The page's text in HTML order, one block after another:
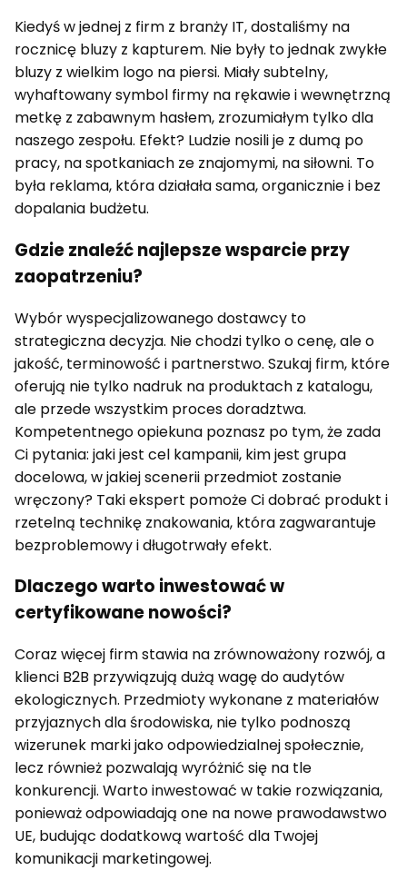
Kiedyś w jednej z firm z branży IT, dostaliśmy na
rocznicę bluzy z kapturem. Nie były to jednak zwykłe
bluzy z wielkim logo na piersi. Miały subtelny,
wyhaftowany symbol firmy na rękawie i wewnętrzną
metkę z zabawnym hasłem, zrozumiałym tylko dla
naszego zespołu. Efekt? Ludzie nosili je z dumą po
pracy, na spotkaniach ze znajomymi, na siłowni. To
była reklama, która działała sama, organicznie i bez
dopalania budżetu.
Gdzie znaleźć najlepsze wsparcie przy
zaopatrzeniu?
Wybór wyspecjalizowanego dostawcy to
strategiczna decyzja. Nie chodzi tylko o cenę, ale o
jakość, terminowość i partnerstwo. Szukaj firm, które
oferują nie tylko nadruk na produktach z katalogu,
ale przede wszystkim proces doradztwa.
Kompetentnego opiekuna poznasz po tym, że zada
Ci pytania: jaki jest cel kampanii, kim jest grupa
docelowa, w jakiej scenerii przedmiot zostanie
wręczony? Taki ekspert pomoże Ci dobrać produkt i
rzetelną technikę znakowania, która zagwarantuje
bezproblemowy i długotrwały efekt.
Dlaczego warto inwestować w
certyfikowane nowości?
Coraz więcej firm stawia na zrównoważony rozwój, a
klienci B2B przywiązują dużą wagę do audytów
ekologicznych. Przedmioty wykonane z materiałów
przyjaznych dla środowiska, nie tylko podnoszą
wizerunek marki jako odpowiedzialnej społecznie,
lecz również pozwalają wyróżnić się na tle
konkurencji. Warto inwestować w takie rozwiązania,
ponieważ odpowiadają one na nowe prawodawstwo
UE, budując dodatkową wartość dla Twojej
komunikacji marketingowej.